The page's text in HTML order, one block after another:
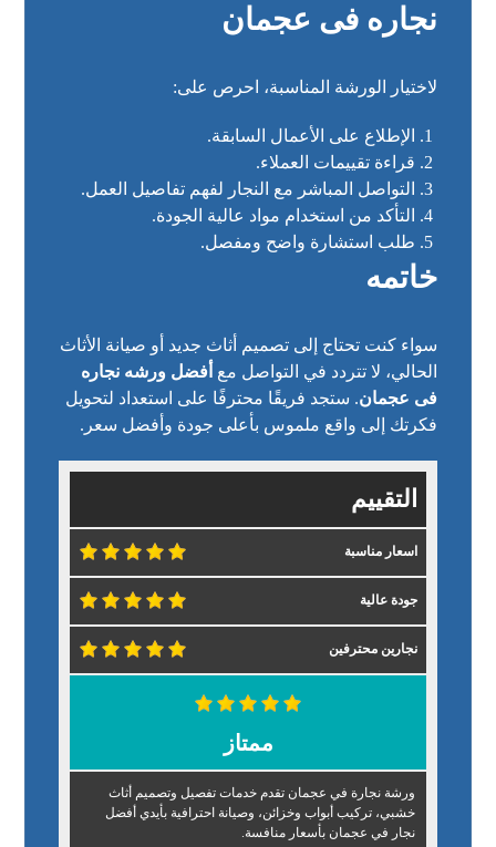
نجاره فى عجمان
لاختيار الورشة المناسبة، احرص على:
الإطلاع على الأعمال السابقة.
قراءة تقييمات العملاء.
التواصل المباشر مع النجار لفهم تفاصيل العمل.
التأكد من استخدام مواد عالية الجودة.
طلب استشارة واضح ومفصل.
خاتمه
سواء كنت تحتاج إلى تصميم أثاث جديد أو صيانة الأثاث
الحالي، لا تتردد في التواصل مع أفضل ورشه نجاره
فى عجمان. ستجد فريقًا محترفًا على استعداد لتحويل
فكرتك إلى واقع ملموس بأعلى جودة وأفضل سعر.
التقييم
اسعار مناسبة
جودة عالية
نجارين محترفين
ممتاز
ورشة نجارة في عجمان تقدم خدمات تفصيل وتصميم أثاث
خشبي، تركيب أبواب وخزائن، وصيانة احترافية بأيدي أفضل
نجار في عجمان بأسعار منافسة.